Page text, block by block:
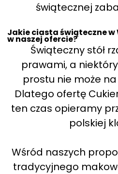
świątecznej
Jakie ciasta świąteczne w
w naszej ofercie?
Świąteczny stół
prawami, a
prostu nie może
Dlatego ofertę
ten czas opieramy
polskiej
Wśród naszych
tradycyjnego